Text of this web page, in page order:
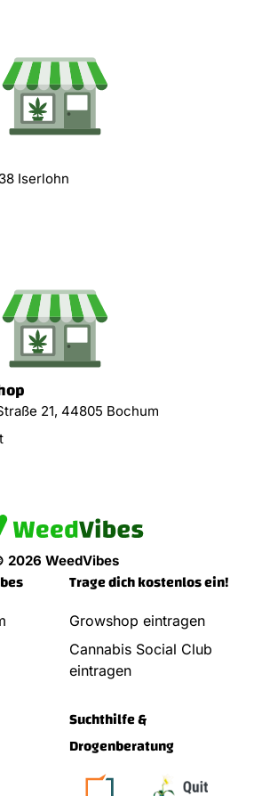
Iserlohn
21, 44805 Bochum
2026 WeedVibes
Trage dich kostenlos ein!
Growshop eintragen
Cannabis Social Club
eintragen
Suchthilfe &
Drogenberatung